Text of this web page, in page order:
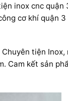
inox cnc quận
cơ khí quận
tiện
Cam kết sản